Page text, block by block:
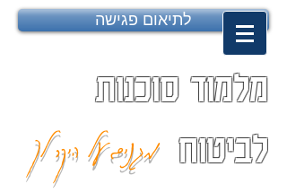
לתיאום פגישה
מלמוד סוכנות
לביטוח מגנים על היקר לך